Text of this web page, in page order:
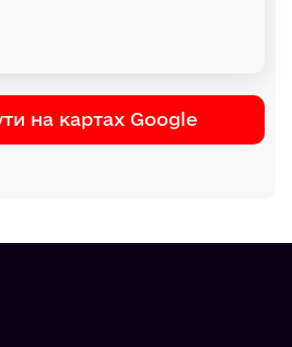
на картах Google